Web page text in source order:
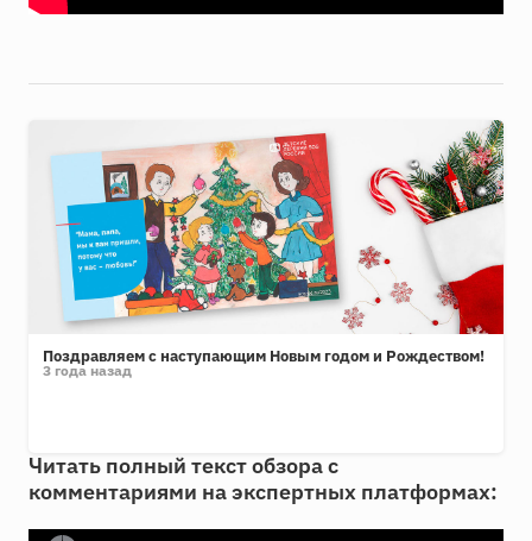
Поздравляем с наступающим Новым годом и Рождеством!
3 года назад
Читать полный текст обзора с
комментариями на экспертных платформах: